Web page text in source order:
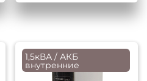
1,5кВА / АКБ
внутренние